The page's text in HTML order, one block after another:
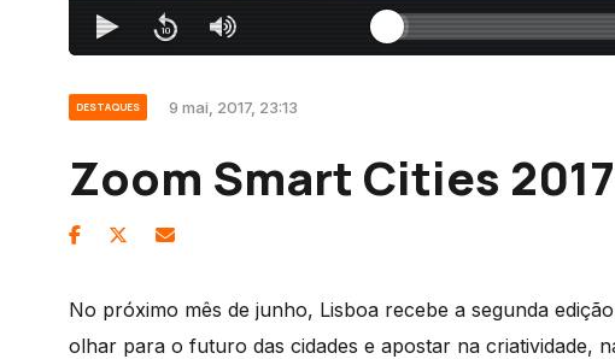
DESTAQUES 9 mai, 2017, 23:13
Zoom Smart Cities 2017
No próximo mês de junho, Lisboa recebe a segunda
olhar para o futuro das cidades e apostar na criatividade,